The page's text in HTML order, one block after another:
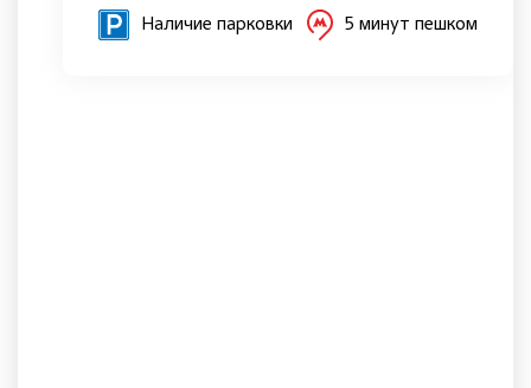
Наличие парковки 5 минут пешком